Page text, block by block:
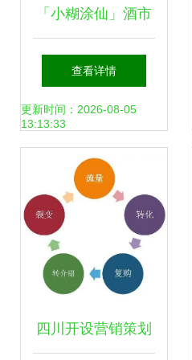
「小糊涂仙」酒市
场营销策划方案
查看详情
更新时间：2026-08-05
13:13:33
四川开设营销策划